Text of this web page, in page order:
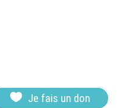
 Je fais un don